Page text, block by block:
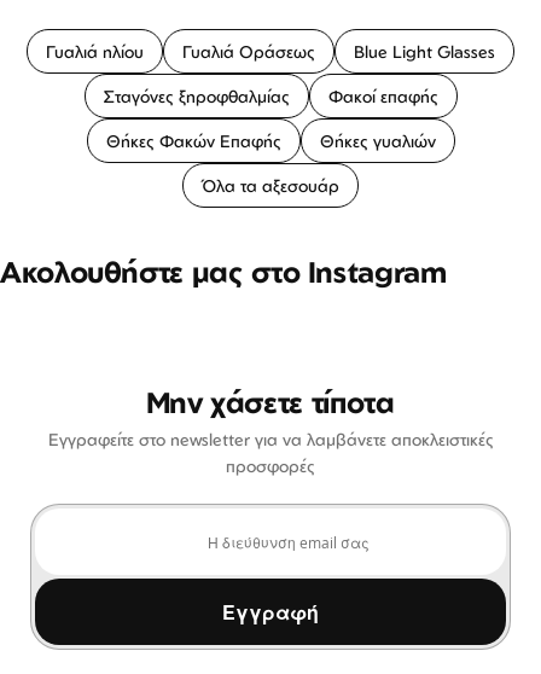
Γυαλιά ηλίου Γυαλιά Οράσεως Blue Light Glasses
Σταγόνες ξηροφθαλμίας Φακοί επαφής
Θήκες Φακών Επαφής Θήκες γυαλιών
Όλα τα αξεσουάρ
Ακολουθήστε μας στο Instagram
Μην χάσετε τίποτα
Εγγραφείτε στο newsletter για να λαμβάνετε αποκλειστικές
προσφορές
Εγγραφή